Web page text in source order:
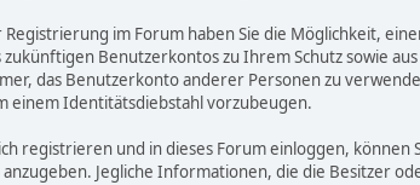
im Forum haben Sie die Möglichkeit,
zukünftigen Benutzerkontos zu Ihrem Schutz sowie
das Benutzerkonto anderer Personen zu
einem Identitätsdiebstahl vorzubeugen.
registrieren und in dieses Forum einloggen,
Jegliche Informationen, die die Besitzer